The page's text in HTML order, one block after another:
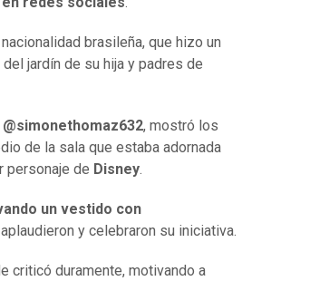
brasileña, que hizo un
jardín de su hija y padres de
@simonethomaz632, mostró los
de la sala que estaba adornada
personaje de Disney.
un vestido con
y celebraron su iniciativa.
criticó duramente, motivando a